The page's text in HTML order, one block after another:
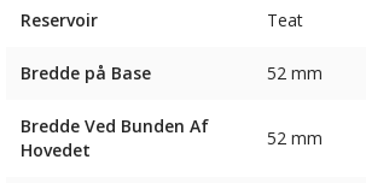
Reservoir Teat
Bredde på Base 52 mm
Bredde Ved Bunden Af ​​
Hovedet
52 mm